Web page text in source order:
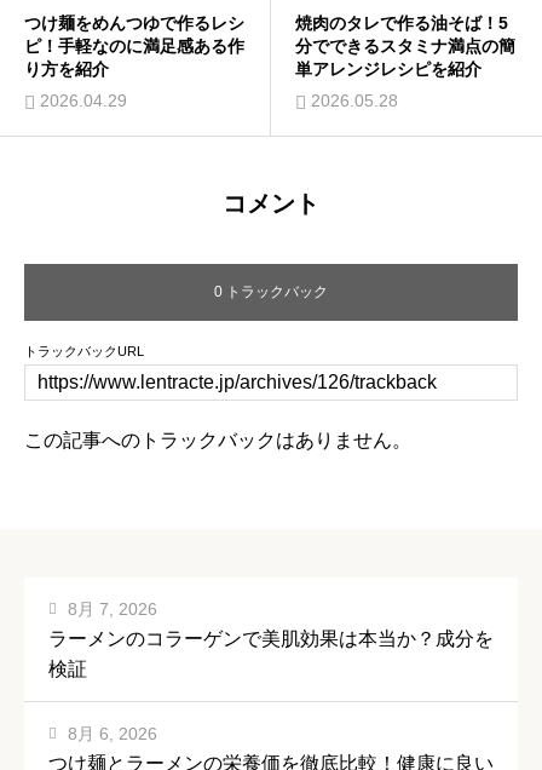
つけ麺をめんつゆで作るレシ
ピ！手軽なのに満足感ある作
り方を紹介
2026.04.29
焼肉のタレで作る油そば！5
分でできるスタミナ満点の簡
単アレンジレシピを紹介
2026.05.28
コメント
0 トラックバック
トラックバックURL
この記事へのトラックバックはありません。
ラーメンのコラーゲンで美肌効果は本当か？成分を
検証
8月 7, 2026
つけ麺とラーメンの栄養価を徹底比較！健康に良い
8月 6, 2026